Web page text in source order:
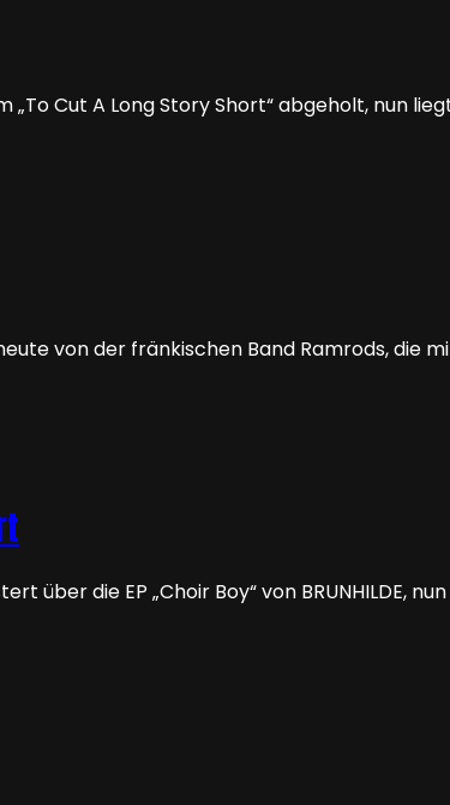
Cut A Long Story Short“ abgeholt, nun
von der fränkischen Band Ramrods, die
die EP „Choir Boy“ von BRUNHILDE,